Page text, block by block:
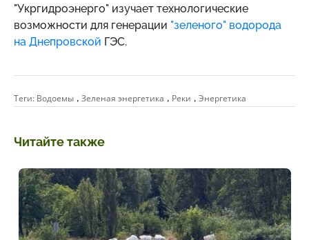
"Укргидроэнерго" изучает технологические
возможности для генерации "зеленого" водорода
на Днепровской ГЭС.
Теги: Водоемы , Зеленая энергетика , Реки , Энергетика
Читайте также